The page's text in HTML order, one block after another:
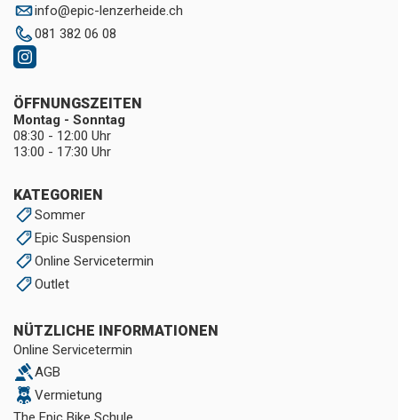
info@epic-lenzerheide.ch
081 382 06 08
KATEGORIEN
Sommer
Epic Suspension
Online Servicetermin
Outlet
NÜTZLICHE INFORMATIONEN
Online Servicetermin
AGB
Vermietung
ÖFFNUNGSZEITEN
Montag - Sonntag
08:30 - 12:00 Uhr
13:00 - 17:30 Uhr